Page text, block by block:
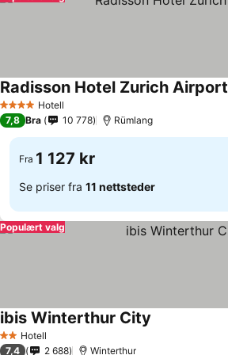
4 StjernerHotell
Radisson Hotel Zurich Airport
7,8 Bra 10 778 Rümlang
Fra 1 127 kr
Se priser fra 11 nettsteder
Populært valg
2 Stjerner
Hotell
ibis Winterthur City
7,4 2 688 Winterthur